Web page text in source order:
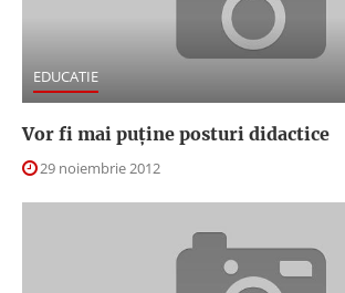
EDUCATIE
Vor fi mai puține posturi didactice
29 noiembrie 2012